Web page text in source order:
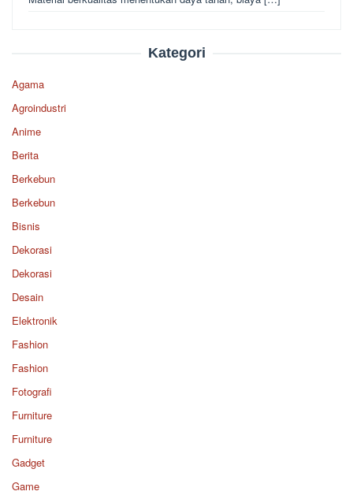
Kategori
Agama
Agroindustri
Anime
Berita
Berkebun
Berkebun
Bisnis
Dekorasi
Dekorasi
Desain
Elektronik
Fashion
Fashion
Fotografi
Furniture
Furniture
Gadget
Game